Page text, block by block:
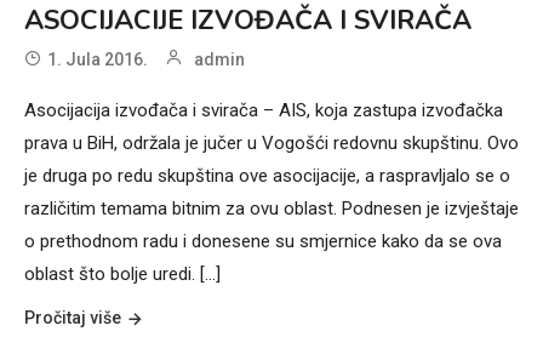
ASOCIJACIJE IZVOĐAČA I SVIRAČA
1. Jula 2016. admin
Asocijacija izvođača i svirača – AIS, koja zastupa izvođačka
prava u BiH, održala je jučer u Vogošći redovnu skupštinu. Ovo
je druga po redu skupština ove asocijacije, a raspravljalo se o
različitim temama bitnim za ovu oblast. Podnesen je izvještaje
o prethodnom radu i donesene su smjernice kako da se ova
oblast što bolje uredi. [...]
Pročitaj više